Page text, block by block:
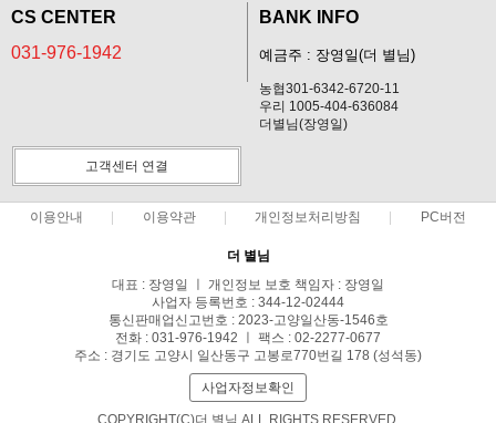
CS CENTER
031-976-1942
BANK INFO
예금주 : 장영일(더 별님)
농협301-6342-6720-11
우리 1005-404-636084
더별님(장영일)
고객센터 연결
이용안내 이용약관 개인정보처리방침 PC버전
더 별님
대표 : 장영일 ㅣ 개인정보 보호 책임자 : 장영일
사업자 등록번호 : 344-12-02444
통신판매업신고번호 : 2023-고양일산동-1546호
전화 : 031-976-1942 ㅣ 팩스 : 02-2277-0677
주소 : 경기도 고양시 일산동구 고봉로770번길 178 (성석동)
사업자정보확인
COPYRIGHT(C)더 별님 ALL RIGHTS RESERVED.